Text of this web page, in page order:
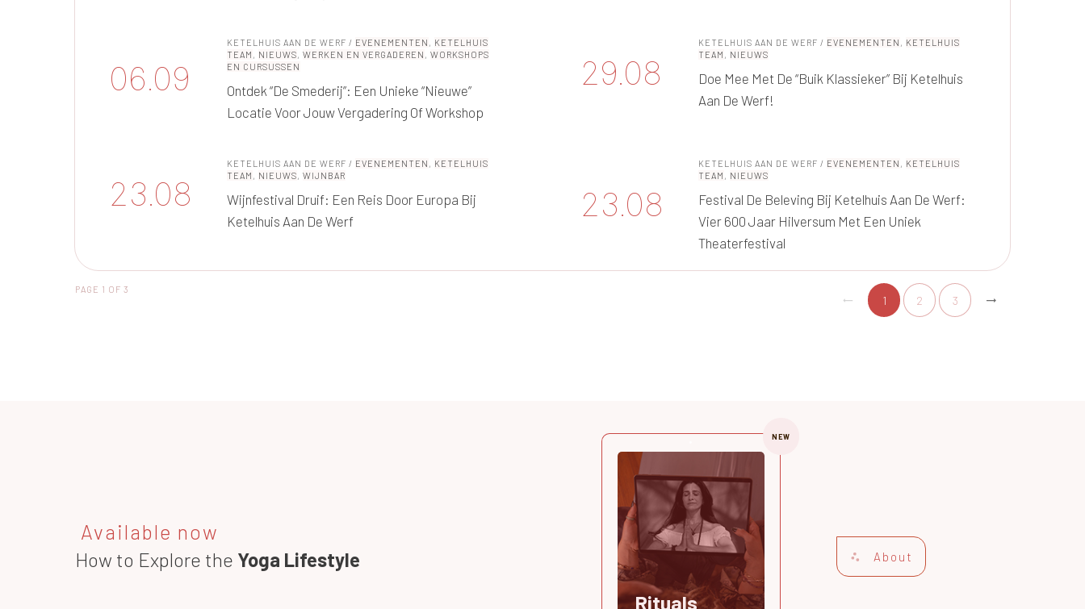
06.09
KETELHUIS AAN DE WERF / EVENEMENTEN , KETELHUIS
TEAM , NIEUWS,WERKEN EN VERGADEREN ,WORKSHOPS
EN CURSUSSEN
Ontdek “De Smederij”: Een Unieke “nieuwe”
Locatie Voor Jouw Vergadering Of Workshop
29.08
KETELHUIS AAN DE WERF / EVENEMENTEN , KETELHUIS
TEAM , NIEUWS
Doe Mee Met De “Buik Klassieker” Bij Ketelhuis
Aan De Werf!
23.08
KETELHUIS AAN DE WERF / EVENEMENTEN , KETELHUIS
TEAM , NIEUWS,WIJNBAR
Wijnfestival Druif: Een Reis Door Europa Bij
Ketelhuis Aan De Werf
23.08
KETELHUIS AAN DE WERF / EVENEMENTEN , KETELHUIS
TEAM , NIEUWS
Festival De Beleving Bij Ketelhuis Aan De Werf:
Vier 600 Jaar Hilversum Met Een Uniek
Theaterfestival
PAGE 1 OF 3
1 2 3
Available now
How to Explore the Yoga Lifestyle
NEW
Rituals
About